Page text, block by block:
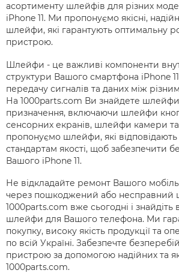
асортименту шлейфів для різних
iPhone 11. Ми пропонуємо якісні,
шлейфи, які гарантують оптимальну
пристрою.
Шлейфи - це важливі компоненти
структури Вашого смартфона iPhone
передачу сигналів та даних між
На 1000parts.com Ви знайдете шлейфи
призначення, включаючи шлейфи
сенсорних екранів, шлейфи камери
пропонуємо шлейфи, які
стандартам якості, щоб забезпечити
Вашого iPhone 11.
Не відкладайте ремонт Вашого
через пошкоджений або несправний
1000parts.com вже сьогодні і знайдіть
шлейфи для Вашого телефона. Ми
покупку, високу якість продукції та
по всій Україні. Забезпечте
пристрою за допомогою надійних та
1000parts.com.